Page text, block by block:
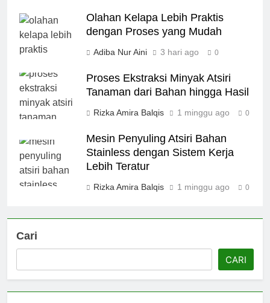
Olahan Kelapa Lebih Praktis
dengan Proses yang Mudah
Adiba Nur Aini 3 hari ago 0
Proses Ekstraksi Minyak Atsiri
Tanaman dari Bahan hingga Hasil
Rizka Amira Balqis 1 minggu ago 0
Mesin Penyuling Atsiri Bahan
Stainless dengan Sistem Kerja
Lebih Teratur
Rizka Amira Balqis 1 minggu ago 0
Cari
CARI